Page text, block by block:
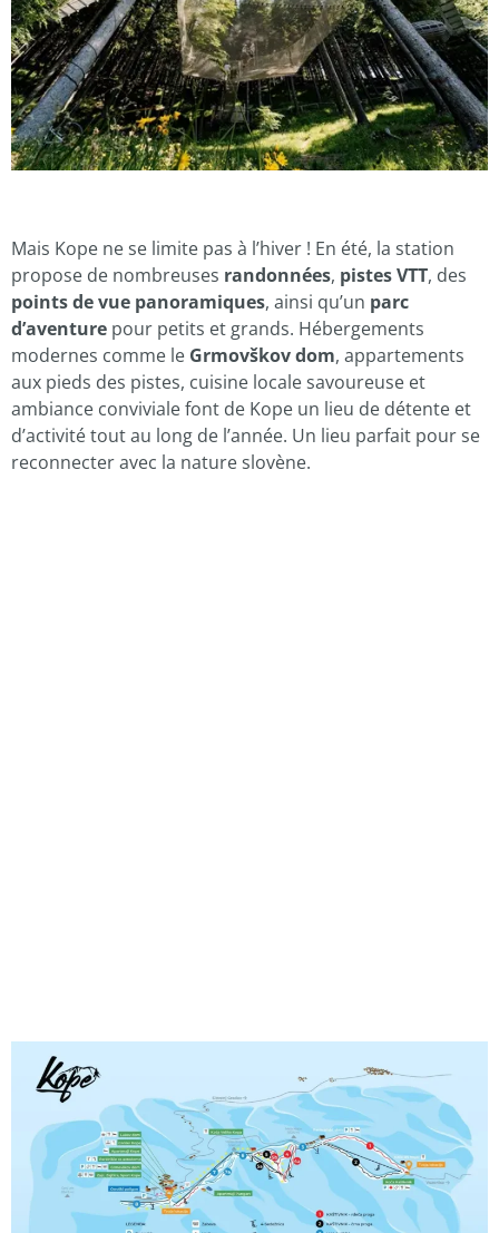
Mais Kope ne se limite pas à l’hiver ! En été, la station
propose de nombreuses randonnées, pistes VTT, des
points de vue panoramiques, ainsi qu’un parc
d’aventure pour petits et grands. Hébergements
modernes comme le Grmovškov dom, appartements
aux pieds des pistes, cuisine locale savoureuse et
ambiance conviviale font de Kope un lieu de détente et
d’activité tout au long de l’année. Un lieu parfait pour se
reconnecter avec la nature slovène.